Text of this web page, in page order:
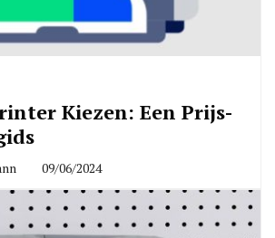
Kiezen: Een Prijs-
09/06/2024